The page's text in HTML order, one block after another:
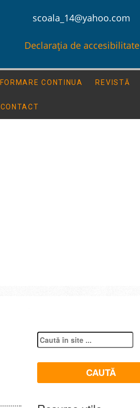
scoala_14@yahoo.com
Declarația de accesibilitate
FORMARE CONTINUA REVISTĂ
CONTACT